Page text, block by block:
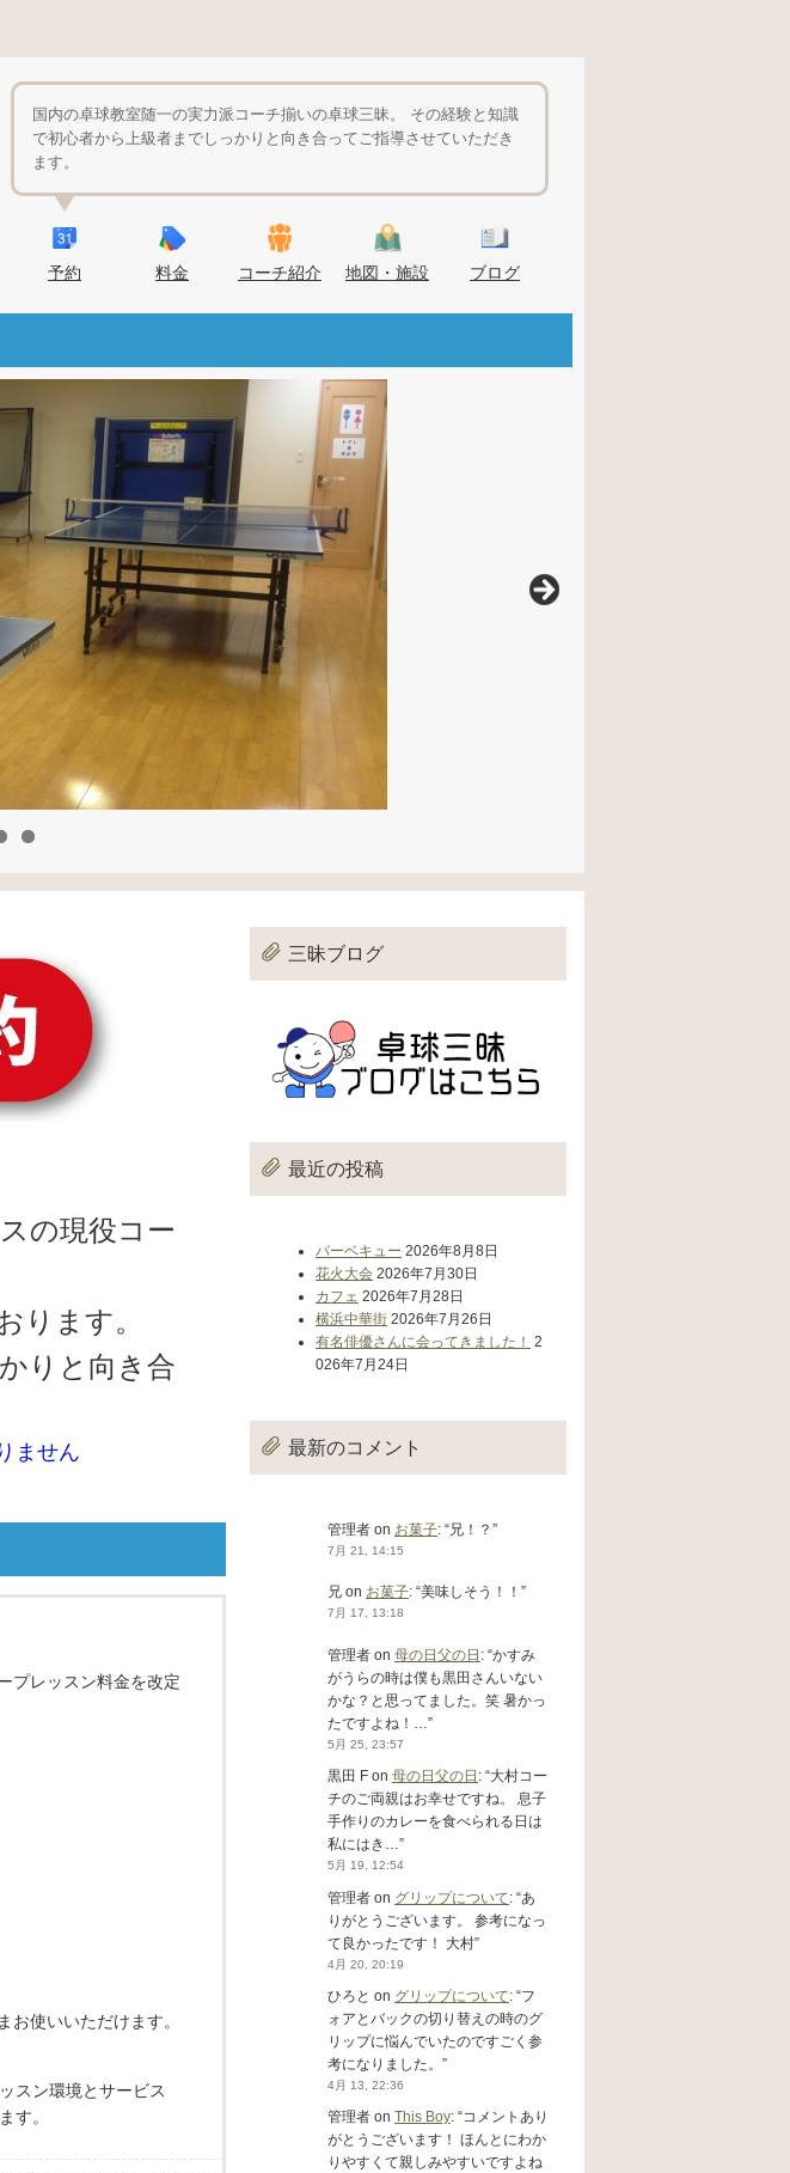
国内の卓球教室随一の実力派コーチ揃いの卓球三昧。 その経験と知識
で初心者から上級者までしっかりと向き合ってご指導させていただき
ます。
予約 料金 コーチ紹介 地図・施設 ブログ
の現役コー
ります。
りと向き合
ません
プレッスン料金を改定
使いいただけます。
スン環境とサービス
す。
三昧ブログ
最近の投稿
バーベキュー 2026年8月8日
花火大会 2026年7月30日
カフェ 2026年7月28日
横浜中華街 2026年7月26日
有名俳優さんに会ってきました！ 2
026年7月24日
最新のコメント
管理者 on お菓子: “兄！？ ”
7月 21, 14:15
兄 on お菓子: “美味しそう！！ ”
7月 17, 13:18
管理者 on 母の日父の日 : “かすみ
がうらの時は僕も黒田さんいない
かな？と思ってました。笑 暑かっ
たですよね！… ”
5月 25, 23:57
黒田 F on 母の日父の日 : “大村コー
チのご両親はお幸せですね。 息子
手作りのカレーを食べられる日は
私にはき…”
5月 19, 12:54
管理者 on グリップについて: “あ
りがとうございます。 参考になっ
て良かったです！ 大村”
4月 20, 20:19
ひろと on グリップについて: “フ
ォアとバックの切り替えの時のグ
リップに悩んでいたのですごく参
考になりました。 ”
4月 13, 22:36
管理者 on This Boy: “コメントあり
がとうございます！ ほんとにわか
りやすくて親しみやすいですよね